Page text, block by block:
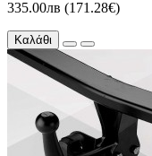
335.00лв (171.28€)
Καλάθι